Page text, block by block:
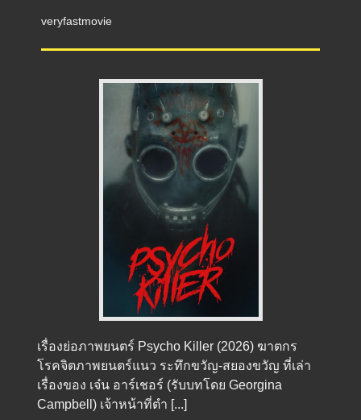
veryfastmovie
เรื่องย่อภาพยนตร์ Psycho Killer (2026) ฆาตกร
โรคจิตภาพยนตร์แนว ระทึกขวัญ-สยองขวัญ ที่เล่า
เรื่องของ เจ๋น อาร์เชอร์ (รับบทโดย Georgina
Campbell) เจ้าหน้าที่ตำ [...]